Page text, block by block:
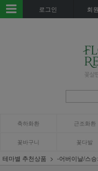
로그인 회
축하화환 근조화환
꽃바구니 꽃다발
테마별 추천상품 -어버이날/스